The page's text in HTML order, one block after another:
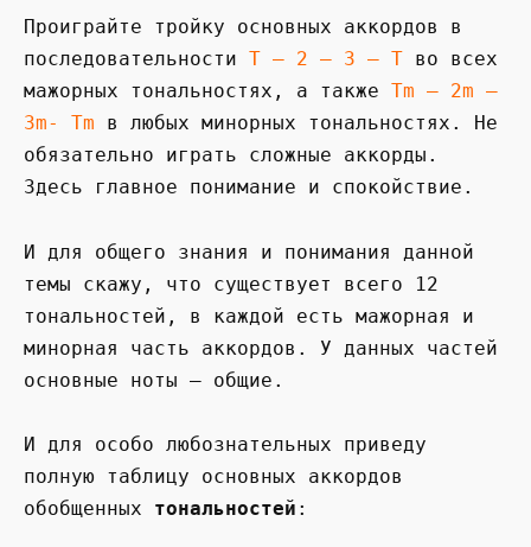
Проиграйте тройку основных аккордов в
последовательности Т — 2 – 3 – Т во всех
мажорных тональностях, а также Тm – 2m –
3m- Tm в любых минорных тональностях. Не
обязательно играть сложные аккорды.
Здесь главное понимание и спокойствие.
И для общего знания и понимания данной
темы скажу, что существует всего 12
тональностей, в каждой есть мажорная и
минорная часть аккордов. У данных частей
основные ноты – общие.
И для особо любознательных приведу
полную таблицу основных аккордов
обобщенных тональностей :